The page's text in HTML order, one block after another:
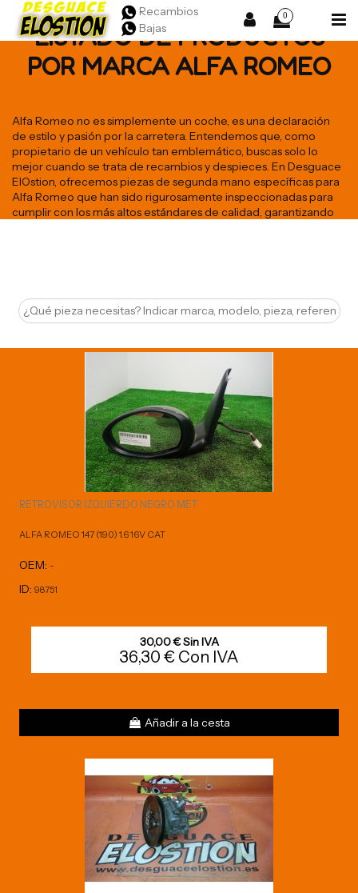
Recambios
Bajas
0
LISTADO DE PRODUCTOS
POR MARCA ALFA ROMEO
Alfa Romeo no es simplemente un coche, es una declaración
de estilo y pasión por la carretera. Entendemos que, como
propietario de un vehículo tan emblemático, buscas solo lo
mejor cuando se trata de recambios y despieces. En Desguace
ElOstion, ofrecemos piezas de segunda mano específicas para
Alfa Romeo que han sido rigurosamente inspeccionadas para
cumplir con los más altos estándares de calidad, garantizando
Seleccione 24
RETROVISOR IZQUIERDO NEGRO MET.
ALFA ROMEO 147 (190) 1.6 16V CAT
OEM: -
ID: 98751
30,00 € Sin IVA
36,30 € Con IVA
Añadir a la cesta